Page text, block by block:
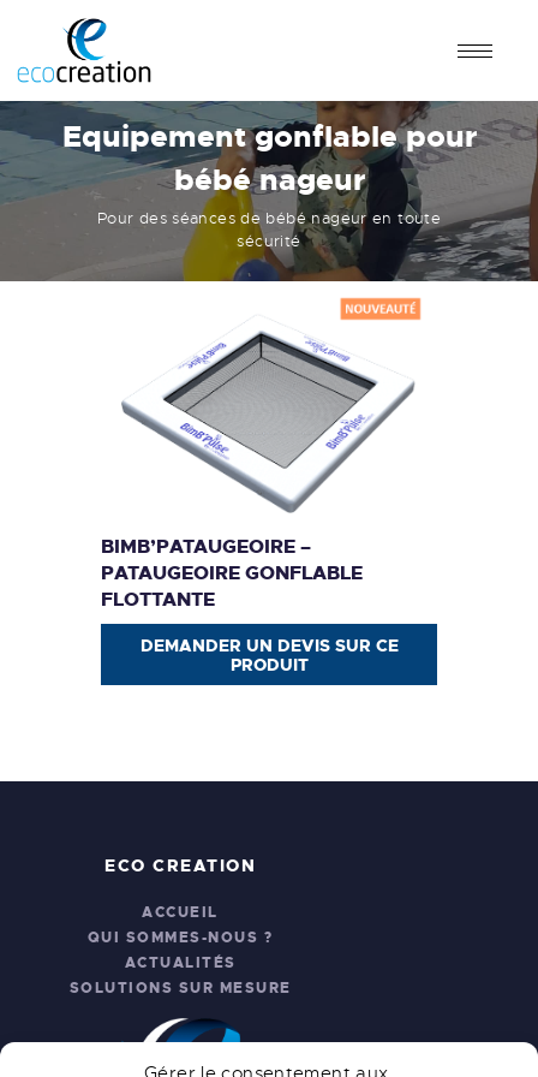
Equipement gonflable pour
bébé nageur
Pour des séances de bébé nageur en toute
sécurité
BIMB’PATAUGEOIRE –
PATAUGEOIRE GONFLABLE
FLOTTANTE
DEMANDER UN DEVIS SUR CE
PRODUIT
ECO CREATION
ACCUEIL
QUI SOMMES-NOUS ?
ACTUALITÉS
SOLUTIONS SUR MESURE